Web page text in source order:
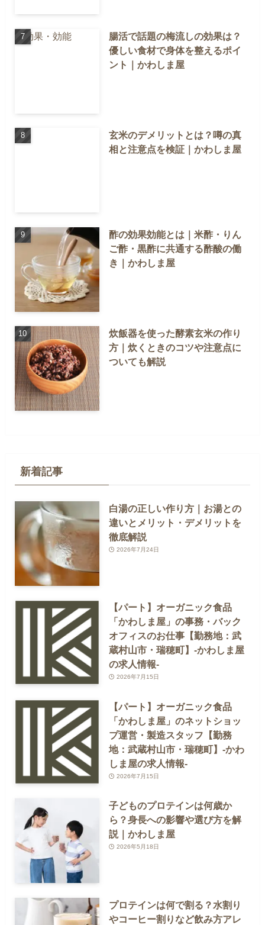
腸活で話題の梅流しの効果は？
優しい食材で身体を整えるポイ
ント｜かわしま屋
玄米のデメリットとは？噂の真
相と注意点を検証｜かわしま屋
酢の効果効能とは｜米酢・りん
ご酢・黒酢に共通する酢酸の働
き｜かわしま屋
炊飯器を使った酵素玄米の作り
方｜炊くときのコツや注意点に
ついても解説
新着記事
白湯の正しい作り方｜お湯との
違いとメリット・デメリットを
徹底解説
2026年7月24日
【パート】オーガニック食品
「かわしま屋」の事務・バック
オフィスのお仕事【勤務地：武
蔵村山市・瑞穂町】-かわしま屋
の求人情報-
2026年7月15日
【パート】オーガニック食品
「かわしま屋」のネットショッ
プ運営・製造スタッフ【勤務
地：武蔵村山市・瑞穂町】-かわ
しま屋の求人情報-
2026年7月15日
子どものプロテインは何歳か
ら？身長への影響や選び方を解
説｜かわしま屋
2026年5月18日
プロテインは何で割る？水割り
やコーヒー割りなど飲み方アレ